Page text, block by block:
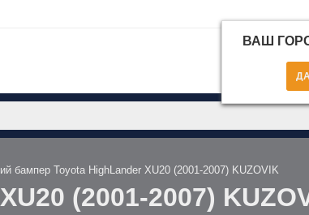
ВАШ
бампер Toyota HighLander XU20 (2001-2007) KUZOVIK
(2001-2007)